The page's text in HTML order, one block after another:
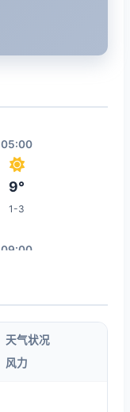
05:00
9°
1-3
09:00
13:00
天气状况
风力